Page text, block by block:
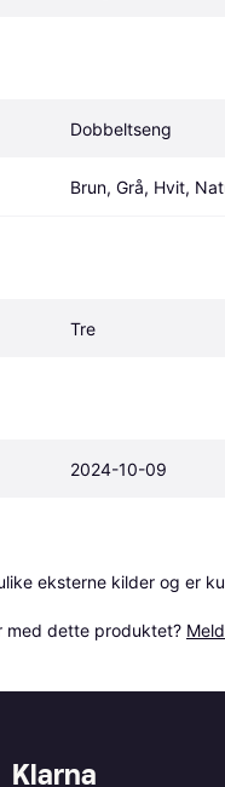
Dobbeltseng
Brun, Grå, Hvit,
Tre
2024-10-09
eksterne kilder og er
med dette produktet?
Klarna